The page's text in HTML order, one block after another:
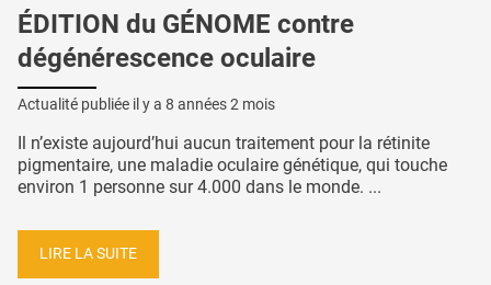
ÉDITION du GÉNOME contre
dégénérescence oculaire
Actualité publiée il y a 8 années 2 mois
Il n’existe aujourd’hui aucun traitement pour la rétinite
pigmentaire, une maladie oculaire génétique, qui touche
environ 1 personne sur 4.000 dans le monde. ...
LIRE LA SUITE